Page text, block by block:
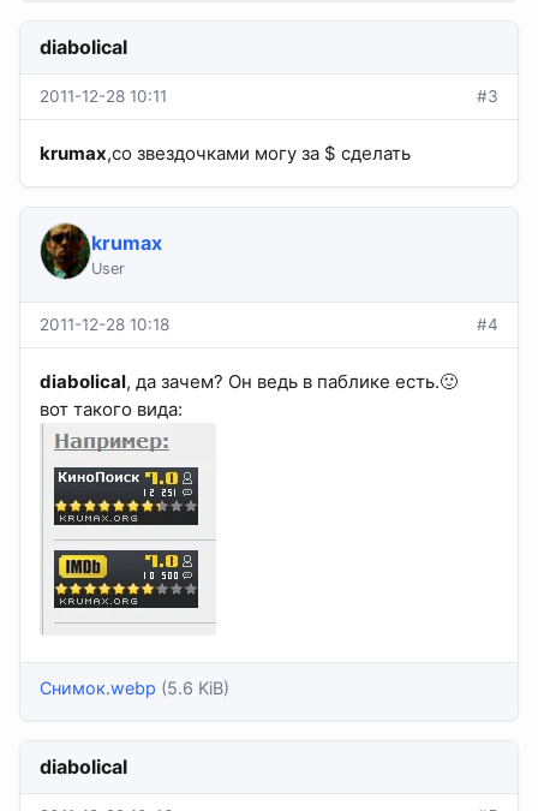
diabolical
2011-12-28 10:11 #3
krumax,со звездочками могу за $ сделать
krumax
User
2011-12-28 10:18 #4
diabolical, да зачем? Он ведь в паблике есть.🙂
вот такого вида:
Снимок.webp (5.6 KiB)
diabolical